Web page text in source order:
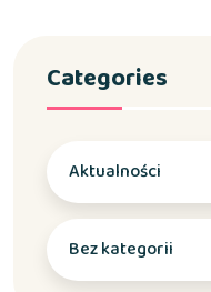
Categories
Aktualności
Bez kategorii